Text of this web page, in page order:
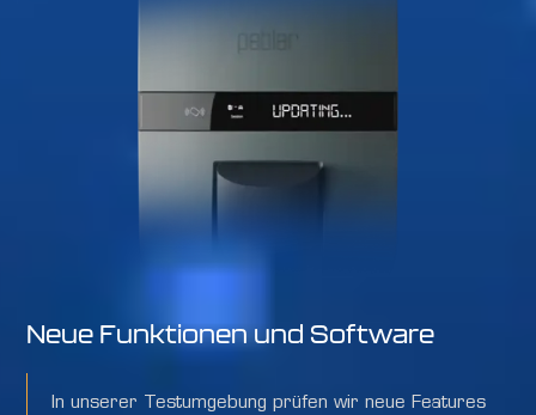
Neue Funktionen und Software
In unserer Testumgebung prüfen wir neue Features